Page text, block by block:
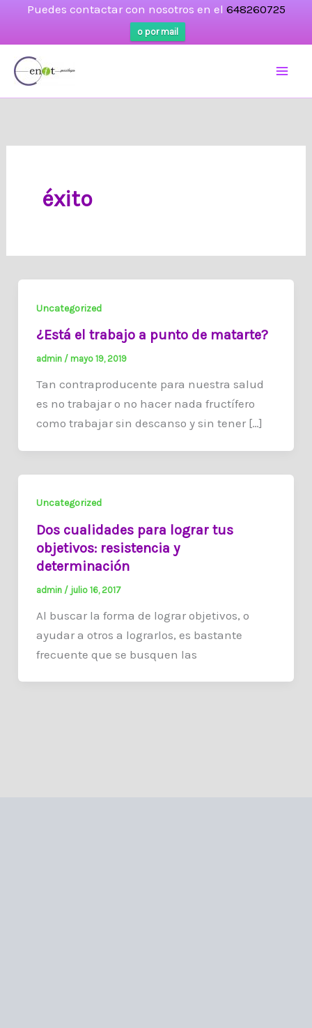
Puedes contactar con nosotros en el 648260725
o por mail
éxito
Uncategorized
¿Está el trabajo a punto de matarte?
admin / mayo 19, 2019
Tan contraproducente para nuestra salud
es no trabajar o no hacer nada fructífero
como trabajar sin descanso y sin tener […]
Uncategorized
Dos cualidades para lograr tus
objetivos: resistencia y
determinación
admin / julio 16, 2017
Al buscar la forma de lograr objetivos, o
ayudar a otros a lograrlos, es bastante
frecuente que se busquen las